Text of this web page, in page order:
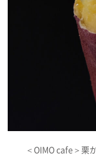
＜OIMO cafe＞栗